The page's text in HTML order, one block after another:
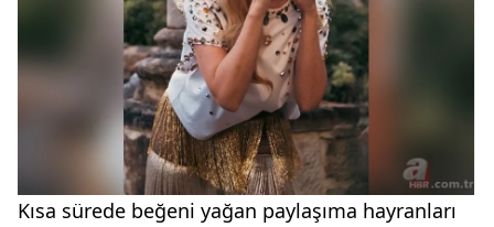
Kısa sürede beğeni yağan paylaşıma hayranları